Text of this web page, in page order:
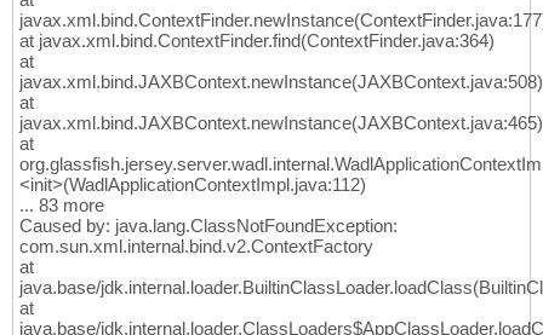
at javax.xml.bind.ContextFinder.find(ContextFinder.java:364)
at
javax.xml.bind.JAXBContext.newInstance(JAXBContext.java:508)
at
javax.xml.bind.JAXBContext.newInstance(JAXBContext.java:465)
at
<init>(WadlApplicationContextImpl.java:112)
... 83 more
Caused by: java.lang.ClassNotFoundException:
com.sun.xml.internal.bind.v2.ContextFactory
at
java.base/
at
java.base/